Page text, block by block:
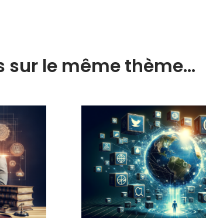
sur le même thème…